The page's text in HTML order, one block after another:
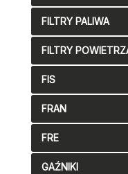
FILTRY PALIWA
FILTRY
FIS
FRAN
FRE
GAŹNIKI